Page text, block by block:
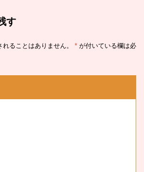
す
ることはありません。 * が付いている欄は必